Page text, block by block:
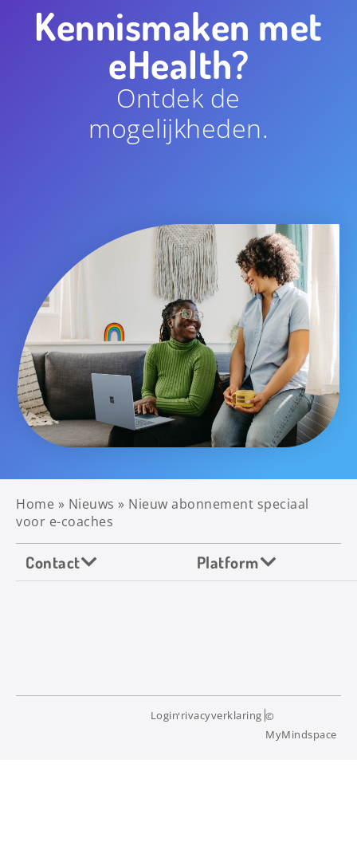
Kennismaken met
eHealth?
Ontdek de
mogelijkheden.
Home » Nieuws » Nieuw abonnement speciaal
voor e-coaches
Contact Platform
Privacyverklaring ©
MyMindspace
Login